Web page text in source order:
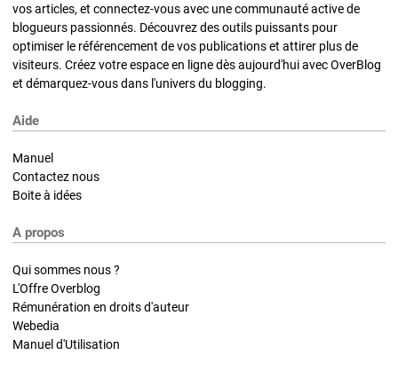
vos articles, et connectez-vous avec une communauté active de
blogueurs passionnés. Découvrez des outils puissants pour
optimiser le référencement de vos publications et attirer plus de
visiteurs. Créez votre espace en ligne dès aujourd'hui avec OverBlog
et démarquez-vous dans l'univers du blogging.
Aide
Manuel
Contactez nous
Boite à idées
A propos
Qui sommes nous ?
L'Offre Overblog
Rémunération en droits d'auteur
Webedia
Manuel d'Utilisation